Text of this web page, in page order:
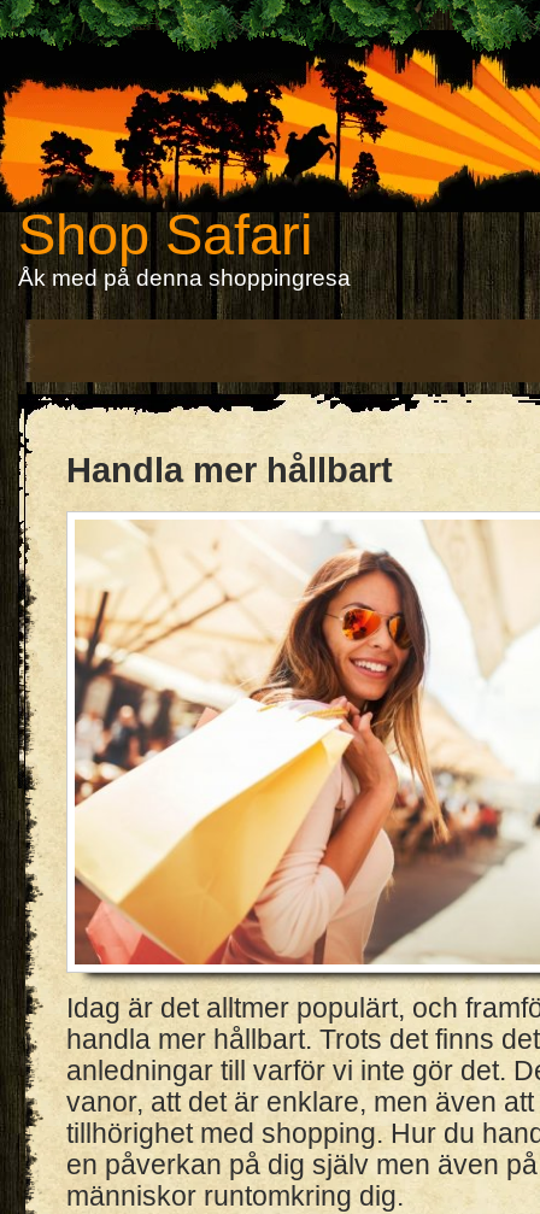
Shop Safari
Åk med på denna shoppingresa
Handla mer hållbart
Idag är det alltmer populärt, och
handla mer hållbart. Trots det finns
anledningar till varför vi inte gör det.
vanor, att det är enklare, men även
tillhörighet med shopping. Hur du
en påverkan på dig själv men även
människor runtomkring dig.